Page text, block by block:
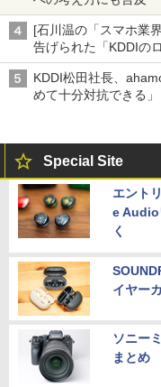
[石川温の「スマホ業
告げられた「KDDIの
穴と楽天モバイルの
KDDI松田社長、
めて十分対抗できる」
Special Site
エント
e Audio
く
イヤー
ソニー
まとめ